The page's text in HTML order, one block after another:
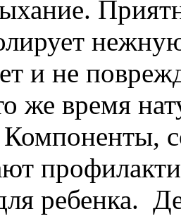
и не
же время
ребенка.